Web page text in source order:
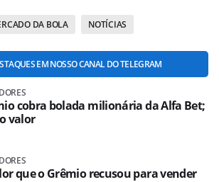
DA BOLA NOTÍCIAS
EM NOSSO CANAL DO TELEGRAM
cobra bolada milionária da Alfa Bet;
valor
que o Grêmio recusou para vender